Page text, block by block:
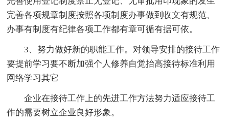
完善各项规章制度按照各项制度办事做到收文有规范、
办事有制度有纪律各项工作都有章可循有据可依。
3、努力做好新的职能工作。对领导安排的接待工作
要提前学习要不断加强个人修养自觉抬高接待标准利用
网络学习其它
企业在接待工作上的先进工作方法努力适应接待工
作的需要树立企业良好形象。